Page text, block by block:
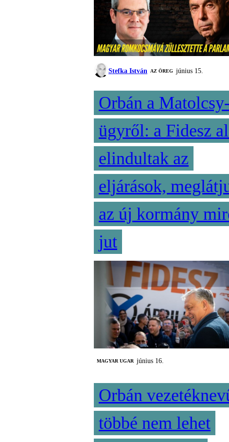
Stefka István AZ ÖREG június 15.
Orbán a
ügyről: a Fidesz
elindultak az
eljárások,
az új kormány
jut
MAGYAR UGAR június 16.
Orbán
többé nem lehet